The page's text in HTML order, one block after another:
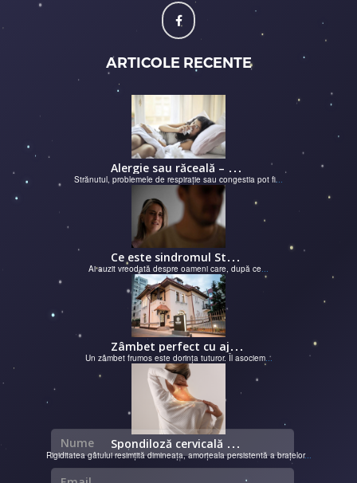
ARTICOLE RECENTE
A
lergie sau răceală – cum îţi dai seama de ce suferi și de ce conteaz...
Strănutul, problemele de respirație sau congestia pot fi...
C
e este sindromul Stockholm și de ce victimele își apără agresorii.
Ai auzit vreodată despre oameni care, după ce
Z
âmbet perfect cu ajutorul unui cabinet dentar
Un zâmbet frumos este dorința tuturor. Îl asociem...
S
pondiloză cervicală – semnale de alarmă și soluții moderne chirurgie...
Rigiditatea gâtului resimțită dimineața, amorțeala persistentă a brațelor...
Nume